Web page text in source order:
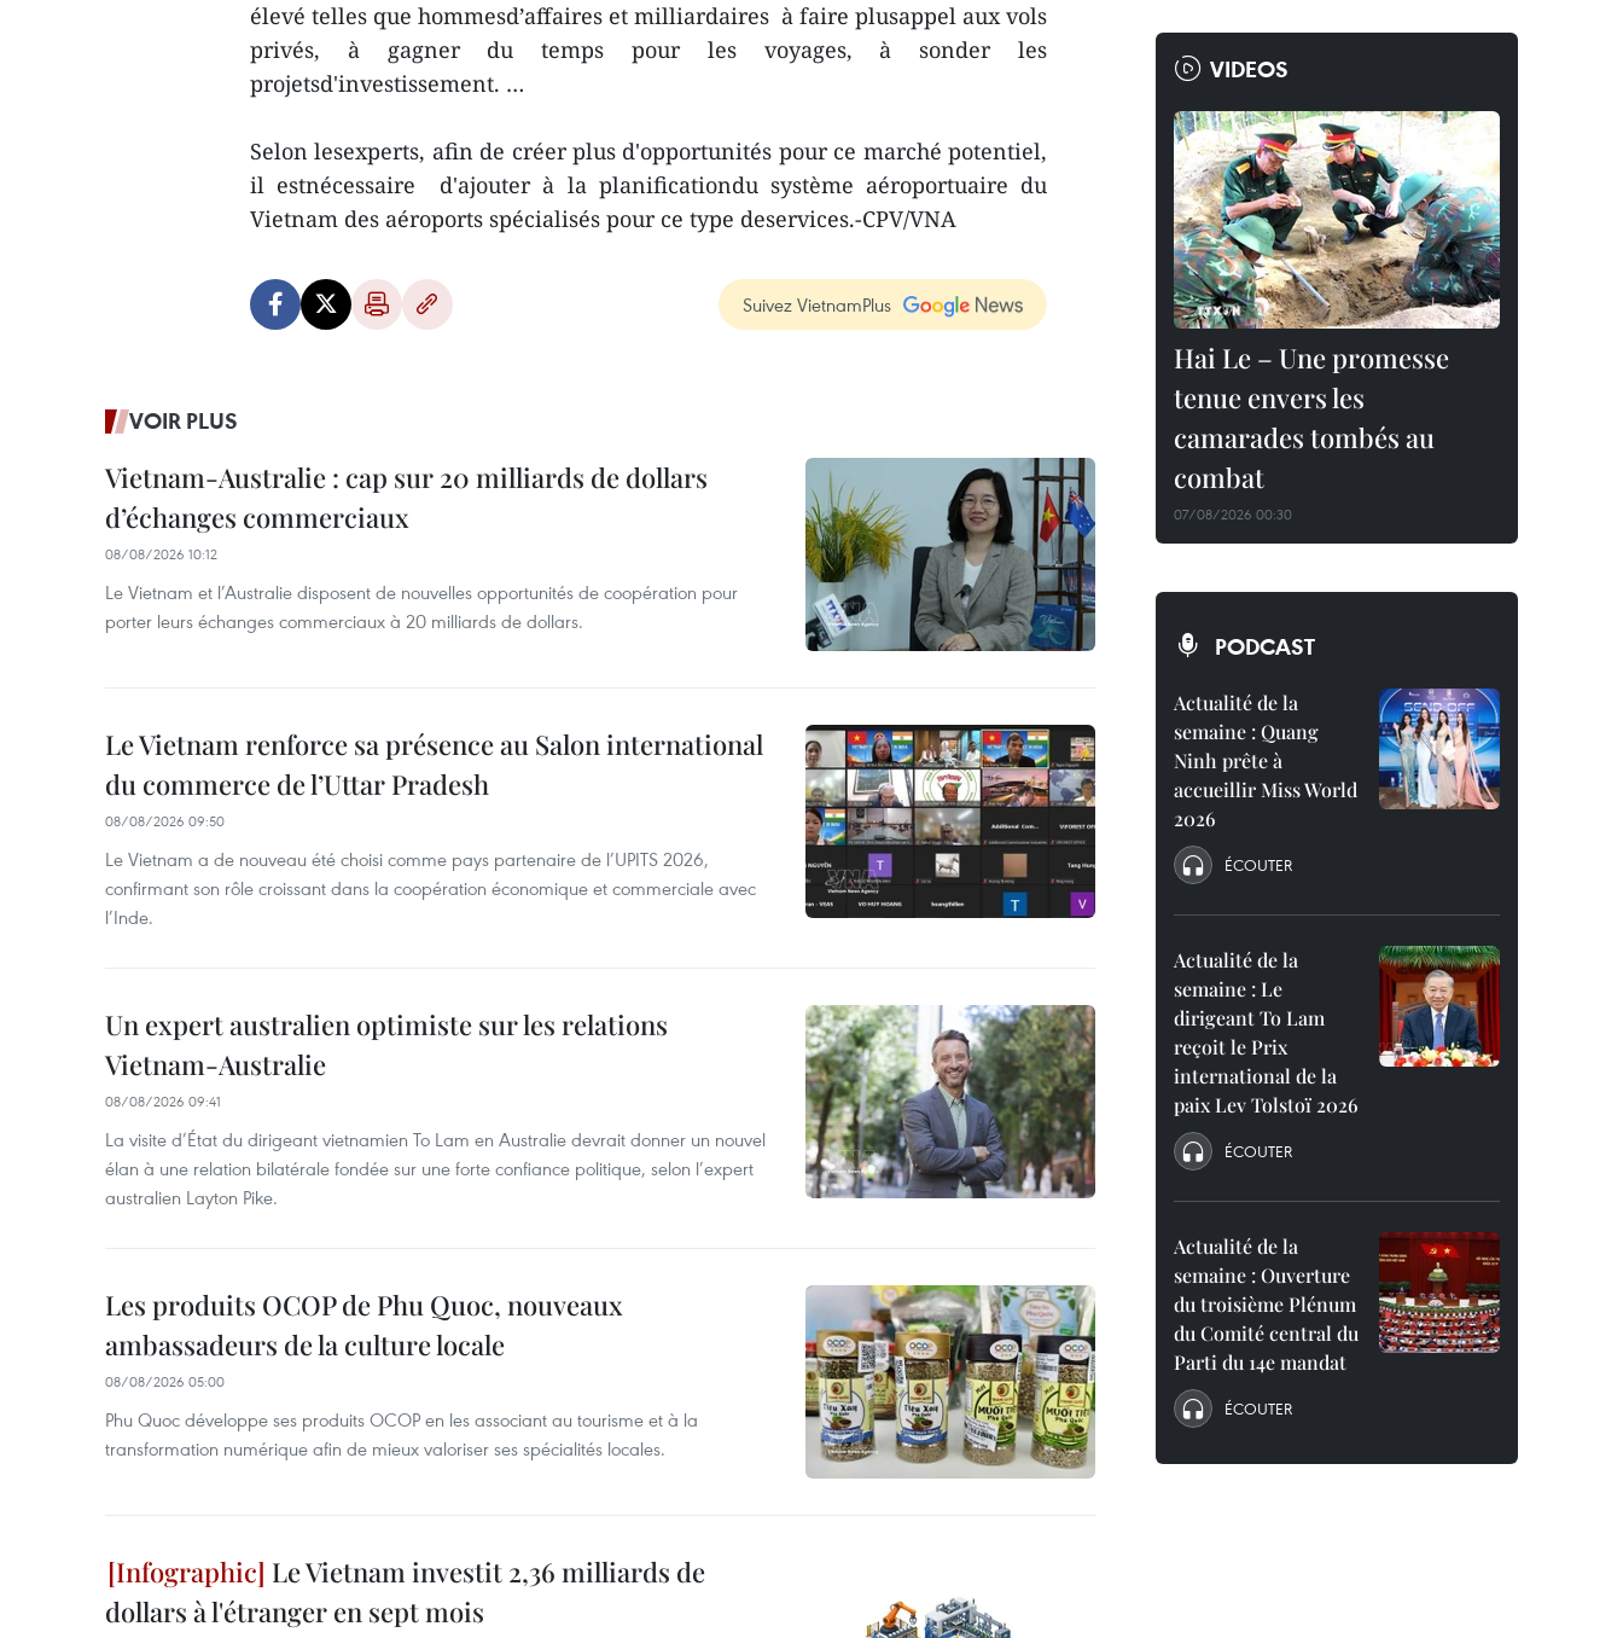
élevé telles que hommesd’affaires et milliardaires à faire plusappel aux vols
privés, à gagner du temps pour les voyages, à sonder les
projetsd'investissement. …
Selon lesexperts, afin de créer plus d'opportunités pour ce marché potentiel,
il estnécessaire d'ajouter à la planificationdu système aéroportuaire du
Vietnam des aéroports spécialisés pour ce type deservices.-CPV/VNA
Suivez VietnamPlus
VOIR PLUS
Vietnam-Australie : cap sur 20 milliards de dollars
d’échanges commerciaux
08/08/2026 10:12
Le Vietnam et l’Australie disposent de nouvelles opportunités de coopération pour
porter leurs échanges commerciaux à 20 milliards de dollars.
Le Vietnam renforce sa présence au Salon international
du commerce de l’Uttar Pradesh
08/08/2026 09:50
Le Vietnam a de nouveau été choisi comme pays partenaire de l’UPITS 2026,
confirmant son rôle croissant dans la coopération économique et commerciale avec
l’Inde.
Un expert australien optimiste sur les relations
Vietnam-Australie
08/08/2026 09:41
La visite d’État du dirigeant vietnamien To Lam en Australie devrait donner un nouvel
élan à une relation bilatérale fondée sur une forte confiance politique, selon l’expert
australien Layton Pike.
Les produits OCOP de Phu Quoc, nouveaux
ambassadeurs de la culture locale
08/08/2026 05:00
Phu Quoc développe ses produits OCOP en les associant au tourisme et à la
transformation numérique afin de mieux valoriser ses spécialités locales.
Le Vietnam investit 2,36 milliards de
dollars à l'étranger en sept mois
VIDEOS
Hai Le – Une promesse
tenue envers les
camarades tombés au
combat
07/08/2026 00:30
PODCAST
Actualité de la
semaine : Quang
Ninh prête à
accueillir Miss World
2026
ÉCOUTER
Actualité de la
semaine : Le
dirigeant To Lam
reçoit le Prix
international de la
paix Lev Tolstoï 2026
ÉCOUTER
Actualité de la
semaine : Ouverture
du troisième Plénum
du Comité central du
Parti du 14e mandat
ÉCOUTER